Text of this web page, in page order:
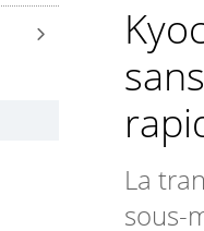
La
sous-